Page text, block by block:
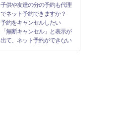
子供や友達の分の予約も代理
でネット予約できますか？
予約をキャンセルしたい
「無断キャンセル」と表示が
出て、ネット予約ができない